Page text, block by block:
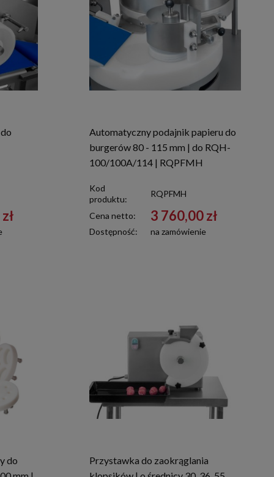
Automatyczny podajnik papieru do
burgerów 80 - 115 mm | do RQH-
100/100A/114 | RQPFMH
Kod
produktu:
RQPFMH
Cena netto: 3 760,00 zł
Dostępność: na zamówienie
do
Przystawka do zaokrąglania